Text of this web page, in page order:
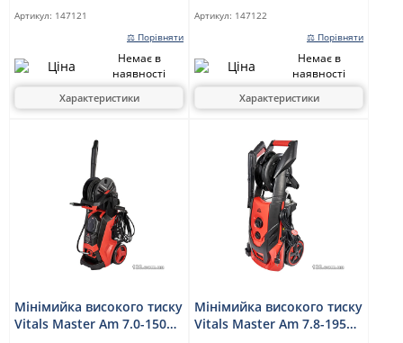
Артикул: 147121
⚖ Порівняти
Немає в
наявності
Характеристики
Артикул: 147122
⚖ Порівняти
Немає в
наявності
Характеристики
Мінімийка високого тиску
Vitals Master Am 7.0-150w
Мінімийка високого тиску
Vitals Master Am 7.8-195